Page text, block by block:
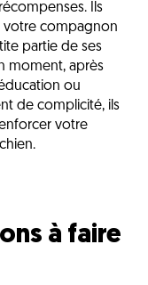
Ils
votre compagnon
partie de ses
moment, après
ou
de complicité, ils
votre
à faire